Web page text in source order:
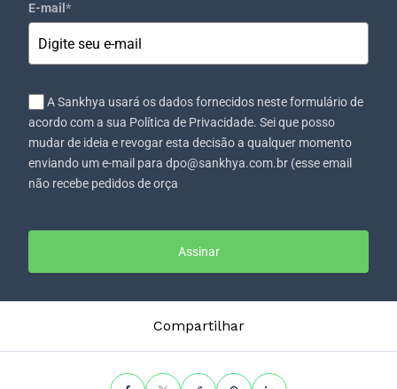
E-mail *
A Sankhya usará os dados fornecidos neste formulário de
acordo com a sua Política de Privacidade. Sei que posso
mudar de ideia e revogar esta decisão a qualquer momento
enviando um e-mail para dpo@sankhya.com.br (esse email
não recebe pedidos de orça
Assinar
Compartilhar